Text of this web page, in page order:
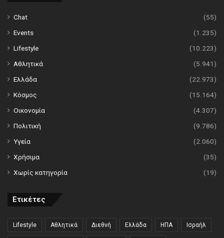
Chat
(55)
Events
(1.235)
Lifestyle
(10.223)
Αθλητικά
(5.941)
Ελλάδα
(22.973)
Κόσμος
(15.164)
Οικονομία
(4.307)
Πολιτική
(9.786)
Υγεία
(2.060)
Χρήσιμα
(35)
Χωρίς κατηγορία
(19)
Ετικέτες
Lifestyle Αθλητικά Διεθνή Ελλάδα ΗΠΑ Ισραήλ